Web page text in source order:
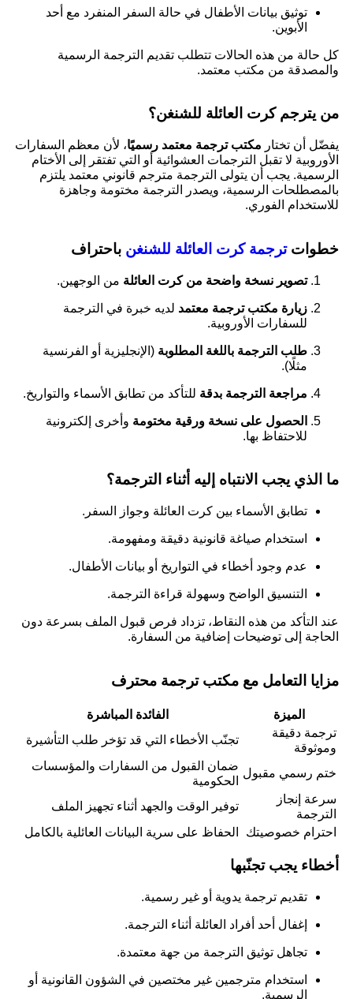
توثيق بيانات الأطفال في حالة السفر المنفرد مع أحد
الأبوين.
كل حالة من هذه الحالات تتطلب تقديم الترجمة الرسمية
والمصدقة من مكتب معتمد.
من يترجم كرت العائلة للشنغن؟
يفضّل أن تختار مكتب ترجمة معتمد رسميًا، لأن معظم السفارات
الأوروبية لا تقبل الترجمات العشوائية أو التي تفتقر إلى الأختام
الرسمية. يجب أن يتولى الترجمة مترجم قانوني معتمد يلتزم
بالمصطلحات الرسمية، ويصدر الترجمة مختومة وجاهزة
للاستخدام الفوري.
خطوات ترجمة كرت العائلة للشنغن باحتراف
تصوير نسخة واضحة من كرت العائلة من الوجهين.
زيارة مكتب ترجمة معتمد لديه خبرة في الترجمة
للسفارات الأوروبية.
طلب الترجمة باللغة المطلوبة (الإنجليزية أو الفرنسية
مثلًا).
مراجعة الترجمة بدقة للتأكد من تطابق الأسماء والتواريخ.
الحصول على نسخة ورقية مختومة وأخرى إلكترونية
للاحتفاظ بها.
ما الذي يجب الانتباه إليه أثناء الترجمة؟
تطابق الأسماء بين كرت العائلة وجواز السفر.
استخدام صياغة قانونية دقيقة ومفهومة.
عدم وجود أخطاء في التواريخ أو بيانات الأطفال.
التنسيق الواضح وسهولة قراءة الترجمة.
عند التأكد من هذه النقاط، تزداد فرص قبول الملف بسرعة دون
الحاجة إلى توضيحات إضافية من السفارة.
مزايا التعامل مع مكتب ترجمة محترف
الميزة
الفائدة المباشرة
ترجمة دقيقة
وموثوقة
تجنّب الأخطاء التي قد تؤخر طلب التأشيرة
ختم رسمي مقبول
ضمان القبول من السفارات والمؤسسات
الحكومية
سرعة إنجاز
الترجمة
توفير الوقت والجهد أثناء تجهيز الملف
احترام خصوصيتك
الحفاظ على سرية البيانات العائلية بالكامل
أخطاء يجب تجنّبها
تقديم ترجمة يدوية أو غير رسمية.
إغفال أحد أفراد العائلة أثناء الترجمة.
تجاهل توثيق الترجمة من جهة معتمدة.
استخدام مترجمين غير مختصين في الشؤون القانونية أو
الرسمية.